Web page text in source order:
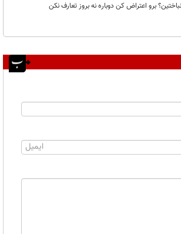
برو اعتراض کن دوباره نه بروز تعارف نکن